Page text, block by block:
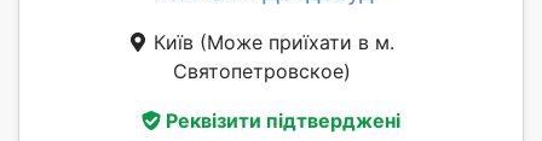
Київ (Може приїхати в м.
Святопетровское)
Реквізити підтверджені